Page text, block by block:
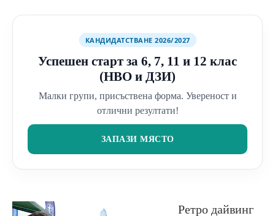
КАНДИДАТСТВАНЕ 2026/2027
Успешен старт за 6, 7, 11 и 12 клас
(НВО и ДЗИ)
Малки групи, присъствена форма. Увереност и
отлични резултати!
ЗАПАЗИ МЯСТО
Ретро дайвинг